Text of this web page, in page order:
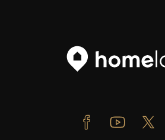
FacebookYoutube